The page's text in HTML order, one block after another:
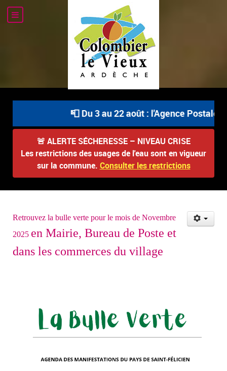
📮 Du 3 au 22 août : l'Agence Postale
🚨 ALERTE SÉCHERESSE – NIVEAU CRISE
Les restrictions des usages de l'eau sont en vigueur
sur la commune. Consulter les restrictions
Retrouvez la bulle verte pour le mois de Novembre
2025 en Mairie, Bureau de Poste et
dans les commerces du village